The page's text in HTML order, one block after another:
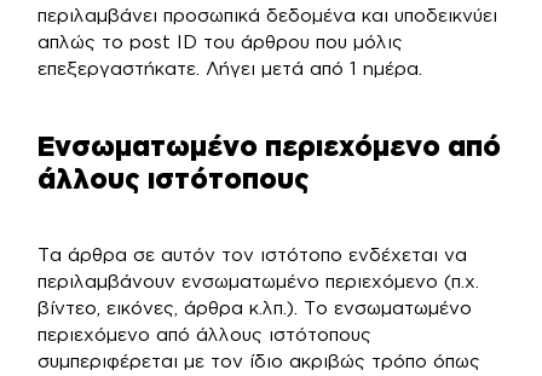
περιλαμβάνει προσωπικά δεδομένα και υποδεικνύει
απλώς το post ID του άρθρου που μόλις
επεξεργαστήκατε. Λήγει μετά από 1 ημέρα.
Ενσωματωμένο περιεχόμενο από
άλλους ιστότοπους
Τα άρθρα σε αυτόν τον ιστότοπο ενδέχεται να
περιλαμβάνουν ενσωματωμένο περιεχόμενο (π.χ.
βίντεο, εικόνες, άρθρα κ.λπ.). Το ενσωματωμένο
περιεχόμενο από άλλους ιστότοπους
συμπεριφέρεται με τον ίδιο ακριβώς τρόπο όπως